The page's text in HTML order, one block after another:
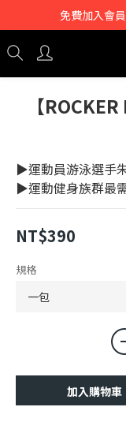
免費加入會
【
▶運動員游泳選手
▶運動健身族群最
NT$390
規格
加入購物車